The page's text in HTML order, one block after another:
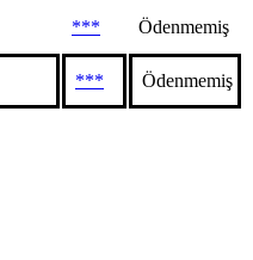
*** Ödenmemiş
*** Ödenmemiş